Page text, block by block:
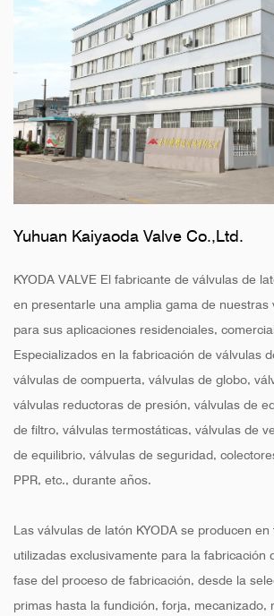
Yuhuan Kaiyaoda Valve Co.,Ltd.
KYODA VALVE El fabricante de válvulas de
en presentarle una amplia gama de nuestras
para sus aplicaciones residenciales,
Especializados en la fabricación de válvulas
válvulas de compuerta, válvulas de globo,
válvulas reductoras de presión, válvulas de
de filtro, válvulas termostáticas, válvulas de
de equilibrio, válvulas de seguridad,
PPR, etc., durante años.
Las válvulas de latón KYODA se producen
utilizadas exclusivamente para la fabricación
fase del proceso de fabricación, desde la
primas hasta la fundición, forja, mecanizado,